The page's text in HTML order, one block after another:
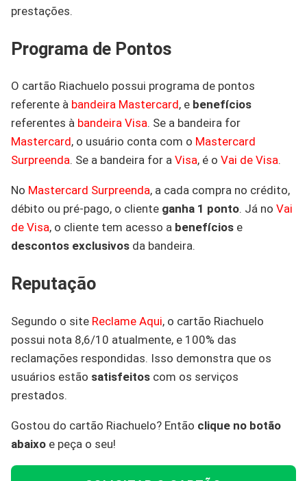
prestações.
Programa de Pontos
O cartão Riachuelo possui programa de pontos
referente à bandeira Mastercard, e benefícios
referentes à bandeira Visa. Se a bandeira for
Mastercard, o usuário conta com o Mastercard
Surpreenda. Se a bandeira for a Visa, é o Vai de Visa.
No Mastercard Surpreenda, a cada compra no crédito,
débito ou pré-pago, o cliente ganha 1 ponto. Já no Vai
de Visa, o cliente tem acesso a benefícios e
descontos exclusivos da bandeira.
Reputação
Segundo o site Reclame Aqui, o cartão Riachuelo
possui nota 8,6/10 atualmente, e 100% das
reclamações respondidas. Isso demonstra que os
usuários estão satisfeitos com os serviços
prestados.
Gostou do cartão Riachuelo? Então clique no botão
abaixo e peça o seu!